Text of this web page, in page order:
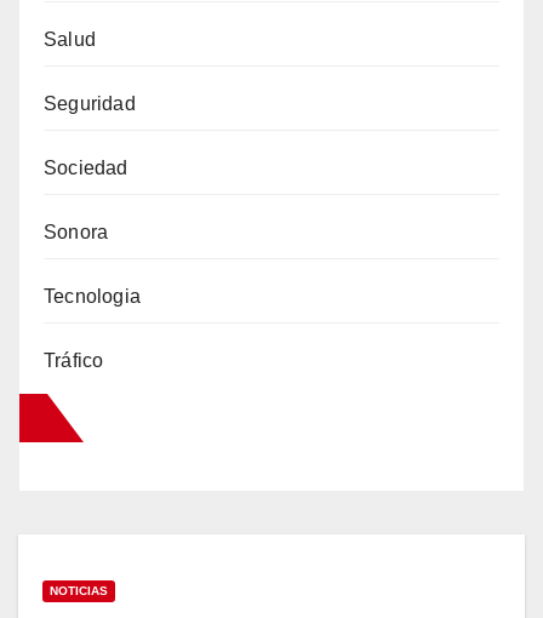
Salud
Seguridad
Sociedad
Sonora
Tecnologia
Tráfico
NOTICIAS